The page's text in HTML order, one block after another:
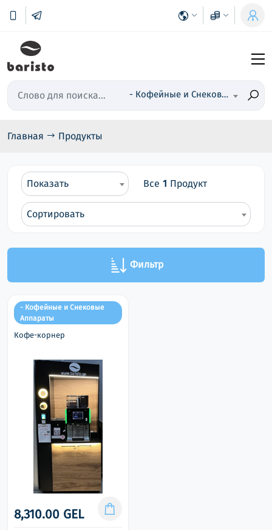
- Кофейные и Снековые Аппараты
Главная Продукты
Показать Все 1 Продукт
Сортировать
Фильтр
- Кофейные и Снековые
Аппараты
Кофе-корнер
8,310.00 GEL